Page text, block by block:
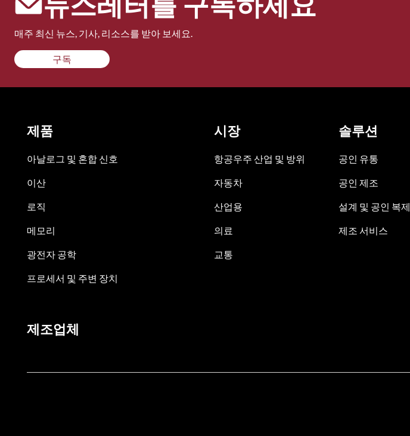
매주 최신 뉴스, 기사, 리소스를 받아 보세요.
구독
제품
아날로그 및 혼합 신호
이산
로직
메모리
광전자 공학
프로세서 및 주변 장치
시장
항공우주 산업 및 방위
자동차
산업용
의료
교통
솔루션
공인 유통
공인 제조
설계 및 공인 복제
제조 서비스
제조업체